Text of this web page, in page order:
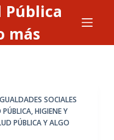
Pública
más
SOCIALES
,HIGIENE Y
PÚBLICA Y ALGO